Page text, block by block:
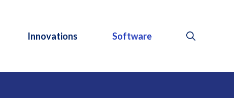
Innovations Software